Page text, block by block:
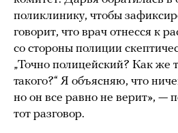
поликлинику, чтобы
говорит, что врач отнесся к
со стороны полиции
„Точно полицейский? Как же
такого?“ Я объясняю, что
но он все равно не верит», —
тот разговор.